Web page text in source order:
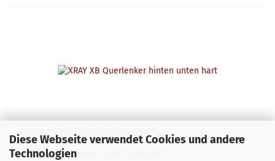
Diese Webseite verwendet Cookies und andere
Technologien
XRAY XB Querlenker hinten unten hart
XRAY XB Querlenker hinten unten hart